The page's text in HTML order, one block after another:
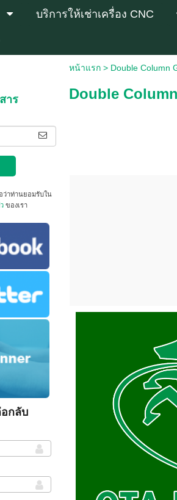
บริการให้เช่าเครื่อง CNC
าร
ว่าท่านยอมรับใน
ของเรา
กลับ
หน้าแรก> Double Column
Double